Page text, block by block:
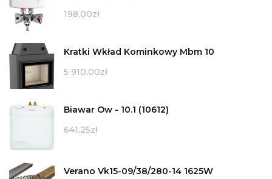
198,00zł
Kratki Wkład Kominkowy Mbm 10
5 910,00zł
Biawar Ow - 10.1 (10612)
641,25zł
Verano Vk15-09/38/280-14 1625W